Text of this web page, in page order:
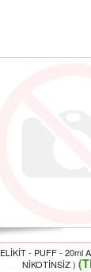
ELİKİT - PUFF - 20ml
NİKOTİNSİZ )